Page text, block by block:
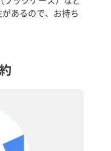
あるので、お持ち